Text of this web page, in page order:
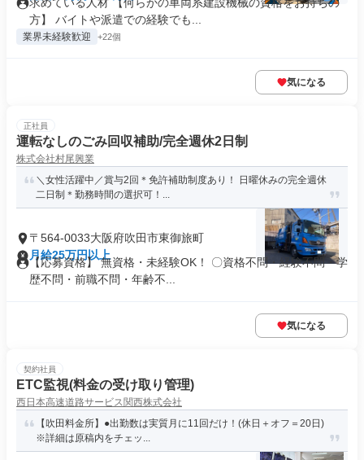
方】 バイトや派遣での経験でも...
業界未経験歓迎 +22個
気になる
正社員
運転なしのごみ回収補助/完全週休2日制
株式会社村尾興業
＼女性活躍中／賞与2回＊免許補助制度あり！ 日曜休みの完全週休
二日制＊勤務時間の選択可！...
〒564-0033大阪府吹田市東御旅町
月給25万円以上
【応募資格】 無資格・未経験OK！ 〇資格不問・経験不問・学
歴不問・前職不問・年齢不...
気になる
契約社員
ETC監視(料金の受け取り管理)
西日本高速道路サービス関西株式会社
【吹田料金所】●出勤数は実質月に11回だけ！(休日＋オフ＝20日)
※詳細は原稿内をチェッ...